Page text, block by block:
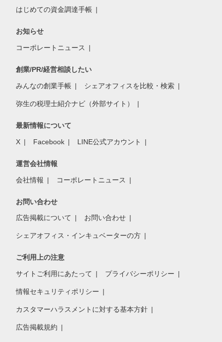
はじめての資金調達手帳
お知らせ
コーポレートニュース
創業/PR/経営相談したい
みんなの創業手帳 シェアオフィスを比較・検索
弥生の税理士紹介ナビ（外部サイト）
最新情報について
X Facebook LINE公式アカウント
運営会社情報
会社情報 コーポレートニュース
お問い合わせ
広告掲載について お問い合わせ
シェアオフィス・インキュベーターの方
ご利用上の注意
サイトご利用にあたって プライバシーポリシー
情報セキュリティポリシー
カスタマーハラスメントに対する基本方針
広告掲載規約